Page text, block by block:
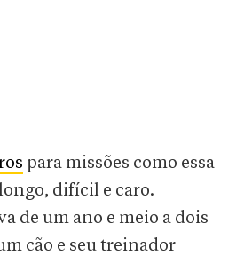
para missões como essa
difícil e caro.
de um ano e meio a dois
cão e seu treinador